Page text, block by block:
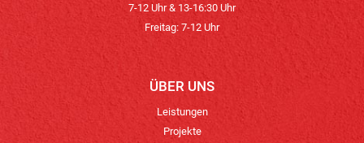
7-12 Uhr & 13-16:30 Uhr
Freitag: 7-12 Uhr
ÜBER UNS
Leistungen
Projekte